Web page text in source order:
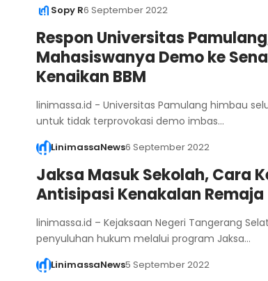
Sopy R6 September 2022
Respon Universitas
Mahasiswanya Demo ke
Kenaikan BBM
linimassa.id - Universitas Pamulang himbau
untuk tidak terprovokasi demo imbas…
LinimassaNews6 September 2022
Jaksa Masuk Sekolah, Cara
Antisipasi Kenakalan Remaja
linimassa.id – Kejaksaan Negeri Tangerang
penyuluhan hukum melalui program Jaksa…
LinimassaNews5 September 2022